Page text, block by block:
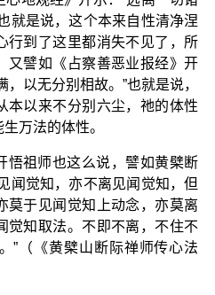
就是说，这个本来自性清净涅
行到了这里都消失不见了，所
又譬如《占察善恶业报经》开
以无分别相故。”也就是说，
本以来不分别六尘，祂的体性
万法的体性。
悟祖师也这么说，譬如黄檗断
闻觉知，亦不离见闻觉知，但
莫于见闻觉知上动念，亦莫离
觉知取法。不即不离，不住不
”（《黄檗山断际禅师传心法